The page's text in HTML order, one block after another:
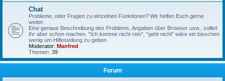
Chat
Probleme, oder Fragen zu einzelnen Funktionen? Wir helfen Euch gerne
weiter.
Eine genaue Beschreibung des Problems, Angaben über Browser usw., solltet
Ihr aber schon machen. "Ich komme nicht rein", "geht nicht" wäre ein bisschen
wenig um Hilfestellung zu geben.
Moderator: Manfred
Themen: 39
Forum